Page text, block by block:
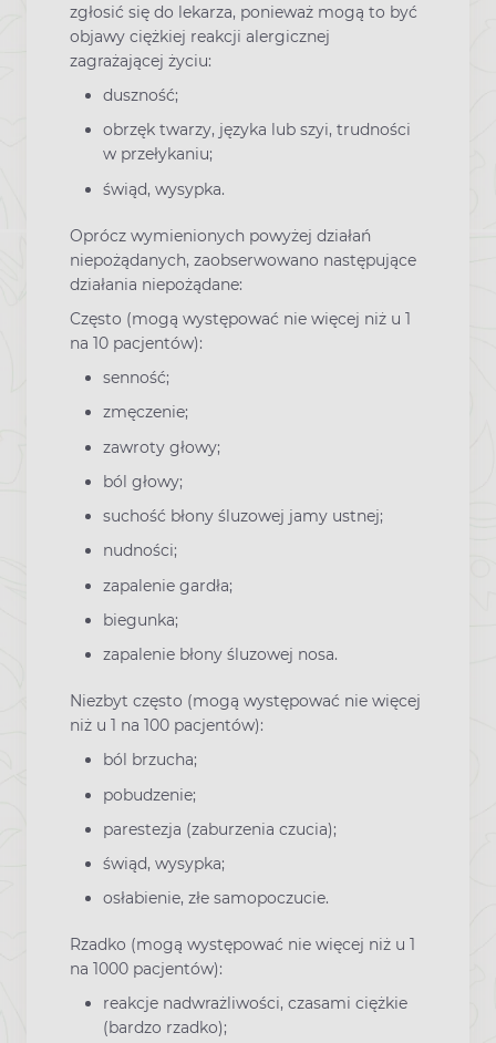
zgłosić się do lekarza, ponieważ mogą to być
objawy ciężkiej reakcji alergicznej
zagrażającej życiu:
duszność;
obrzęk twarzy, języka lub szyi, trudności
w przełykaniu;
świąd, wysypka.
Oprócz wymienionych powyżej działań
niepożądanych, zaobserwowano następujące
działania niepożądane:
Często (mogą występować nie więcej niż u 1
na 10 pacjentów):
senność;
zmęczenie;
zawroty głowy;
ból głowy;
suchość błony śluzowej jamy ustnej;
nudności;
zapalenie gardła;
biegunka;
zapalenie błony śluzowej nosa.
Niezbyt często (mogą występować nie więcej
niż u 1 na 100 pacjentów):
ból brzucha;
pobudzenie;
parestezja (zaburzenia czucia);
świąd, wysypka;
osłabienie, złe samopoczucie.
Rzadko (mogą występować nie więcej niż u 1
na 1000 pacjentów):
reakcje nadwrażliwości, czasami ciężkie
(bardzo rzadko);